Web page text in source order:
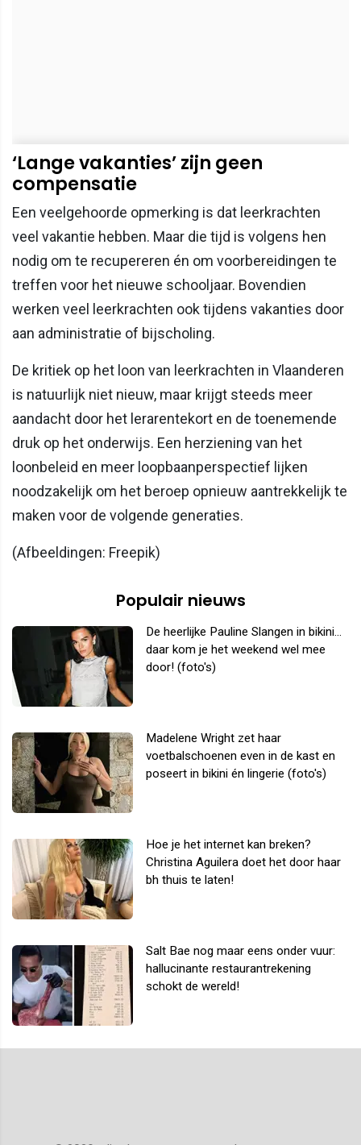
‘Lange vakanties’ zijn geen
compensatie
Een veelgehoorde opmerking is dat leerkrachten
veel vakantie hebben. Maar die tijd is volgens hen
nodig om te recupereren én om voorbereidingen te
treffen voor het nieuwe schooljaar. Bovendien
werken veel leerkrachten ook tijdens vakanties door
aan administratie of bijscholing.
De kritiek op het loon van leerkrachten in Vlaanderen
is natuurlijk niet nieuw, maar krijgt steeds meer
aandacht door het lerarentekort en de toenemende
druk op het onderwijs. Een herziening van het
loonbeleid en meer loopbaanperspectief lijken
noodzakelijk om het beroep opnieuw aantrekkelijk te
maken voor de volgende generaties.
(Afbeeldingen: Freepik)
Populair nieuws
De heerlijke Pauline Slangen in bikini...
daar kom je het weekend wel mee
door! (foto's)
Madelene Wright zet haar
voetbalschoenen even in de kast en
poseert in bikini én lingerie (foto's)
Hoe je het internet kan breken?
Christina Aguilera doet het door haar
bh thuis te laten!
Salt Bae nog maar eens onder vuur:
hallucinante restaurantrekening
schokt de wereld!